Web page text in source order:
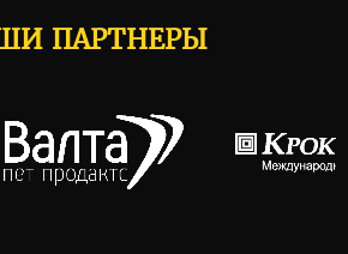
ПАРТНЕРЫ